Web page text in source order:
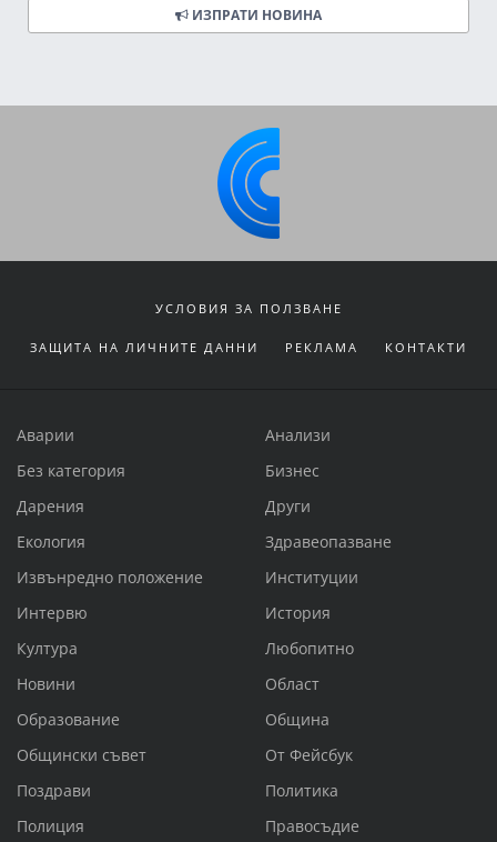
ИЗПРАТИ НОВИНА
УСЛОВИЯ ЗА ПОЛЗВАНЕ
ЗАЩИТА НА ЛИЧНИТЕ ДАННИ РЕКЛАМА КОНТАКТИ
Аварии
Анализи
Без категория
Бизнес
Дарения
Други
Екология
Здравеопазване
Извънредно положение
Институции
Интервю
История
Култура
Любопитно
Новини
Област
Образование
Община
Общински съвет
От Фейсбук
Поздрави
Политика
Полиция
Правосъдие